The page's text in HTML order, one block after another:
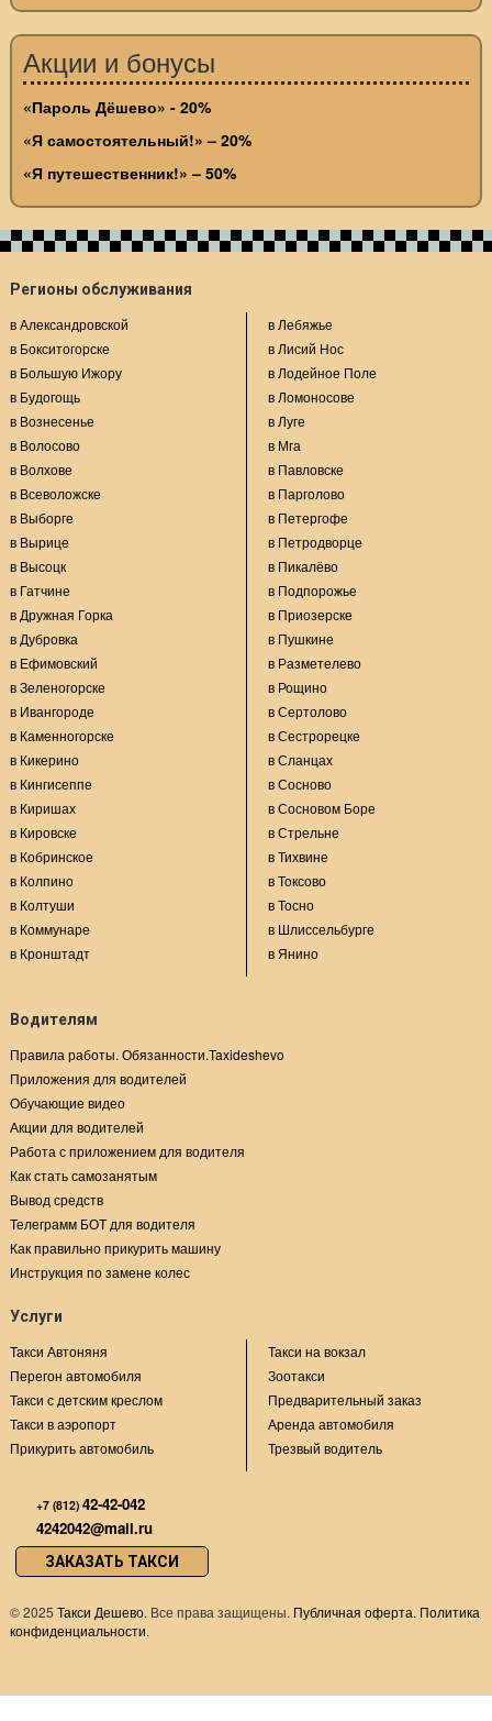
Акции и бонусы
«Пароль Дёшево» - 20%
«Я самостоятельный!» – 20%
«Я путешественник!» – 50%
Регионы обслуживания
в Александровской
в Бокситогорске
в Большую Ижору
в Будогощь
в Вознесенье
в Волосово
в Волхове
в Всеволожске
в Выборге
в Вырице
в Высоцк
в Гатчине
в Дружная Горка
в Дубровка
в Ефимовский
в Зеленогорске
в Ивангороде
в Каменногорске
в Кикерино
в Кингисеппе
в Киришах
в Кировске
в Кобринское
в Колпино
в Колтуши
в Коммунаре
в Кронштадт
в Лебяжье
в Лисий Нос
в Лодейное Поле
в Ломоносове
в Луге
в Мга
в Павловске
в Парголово
в Петергофе
в Петродворце
в Пикалёво
в Подпорожье
в Приозерске
в Пушкине
в Разметелево
в Рощино
в Сертолово
в Сестрорецке
в Сланцах
в Сосново
в Сосновом Боре
в Стрельне
в Тихвине
в Токсово
в Тосно
в Шлиссельбурге
в Янино
Водителям
Правила работы. Обязанности.Taxideshevo
Приложения для водителей
Обучающие видео
Акции для водителей
Работа с приложением для водителя
Как стать самозанятым
Вывод средств
Телеграмм БОТ для водителя
Как правильно прикурить машину
Инструкция по замене колес
Услуги
Такси Автоняня
Перегон автомобиля
Такси с детским креслом
Такси в аэропорт
Прикурить автомобиль
Такси на вокзал
Зоотакси
Предварительный заказ
Аренда автомобиля
Трезвый водитель
+7 (812) 42-42-042
4242042@mail.ru
ЗАКАЗАТЬ ТАКСИ
©2025 Такси Дешево. Все права защищены. Публичная оферта. Политика
конфиденциальности.